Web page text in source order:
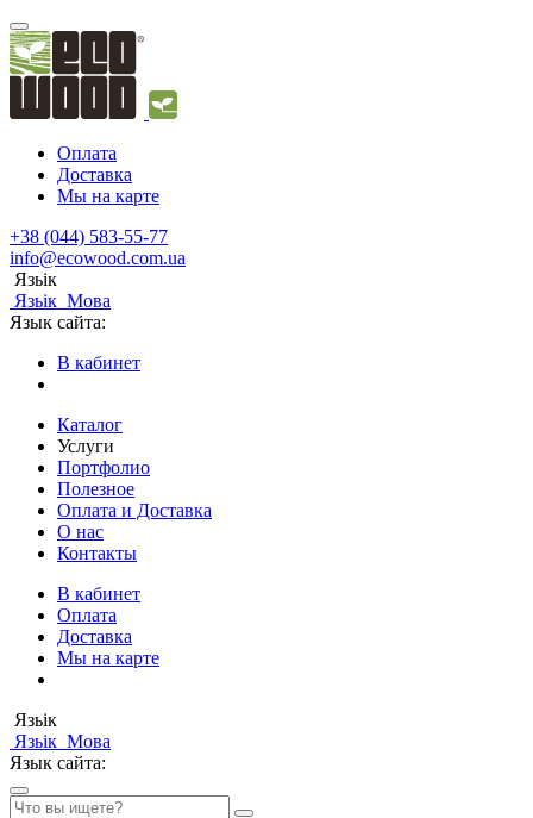
Оплата
Доставка
Мы на карте
+38 (044) 583-55-77
info@ecowood.com.ua
Язьік
Язьік Мова
Язык сайта:
В кабинет
Каталог
Услуги
Портфолио
Полезное
Оплата и Доставка
О нас
Контакты
В кабинет
Оплата
Доставка
Мы на карте
Язьік
Язьік Мова
Язык сайта: